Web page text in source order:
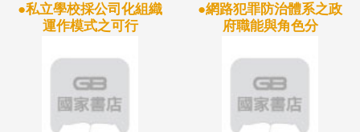
●私立學校採公司化組織
運作模式之可行
●網路犯罪防治體系之政
府職能與角色分